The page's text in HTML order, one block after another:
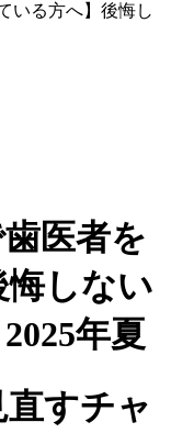
いる方へ】後悔し
歯医者を
しない
年夏
すチャ